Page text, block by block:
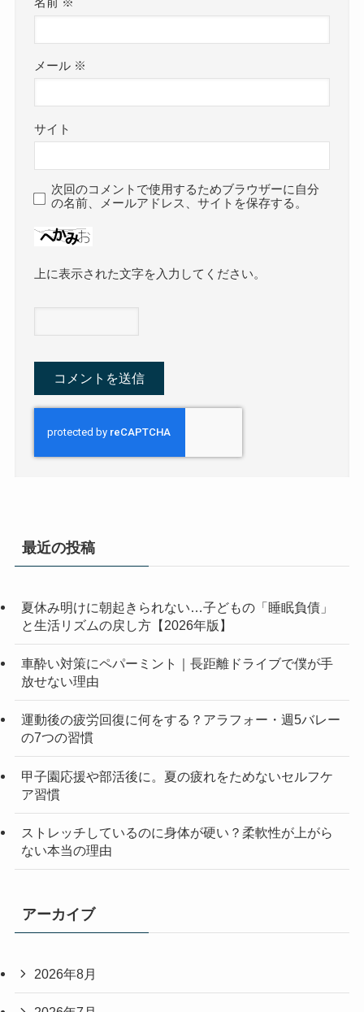
メール ※
サイト
次回のコメントで使用するためブラウザーに自分
の名前、メールアドレス、サイトを保存する。
上に表示された文字を入力してください。
最近の投稿
夏休み明けに朝起きられない…子どもの「睡眠負債」
と生活リズムの戻し方【2026年版】
車酔い対策にペパーミント｜長距離ドライブで僕が手
放せない理由
運動後の疲労回復に何をする？アラフォー・週5バレー
の7つの習慣
甲子園応援や部活後に。夏の疲れをためないセルフケ
ア習慣
ストレッチしているのに身体が硬い？柔軟性が上がら
ない本当の理由
アーカイブ
2026年8月